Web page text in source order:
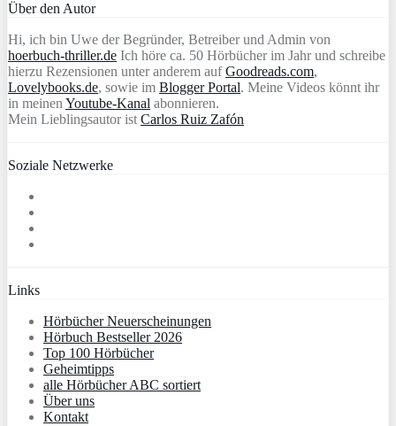
Über den Autor
Hi, ich bin Uwe der Begründer, Betreiber und Admin von
hoerbuch-thriller.de Ich höre ca. 50 Hörbücher im Jahr und schreibe
hierzu Rezensionen unter anderem aufGoodreads.com,
Lovelybooks.de, sowie im Blogger Portal. Meine Videos könnt ihr
in meinen Youtube-Kanal abonnieren.
Mein Lieblingsautor ist Carlos Ruiz Zafón
Soziale Netzwerke
Links
Hörbücher Neuerscheinungen
Hörbuch Bestseller 2026
Top 100 Hörbücher
Geheimtipps
alle Hörbücher ABC sortiert
Über uns
Kontakt